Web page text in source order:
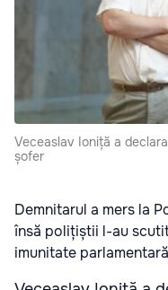
Veceaslav Ioniță a
șofer
Demnitarul a mers la
însă polițiștii l-au
imunitate